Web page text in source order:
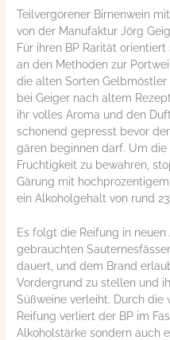
Teilvergorener Birnenwein
von der Manufaktur Jörg
Für ihren BP Rarität
an den Methoden zur
die alten Sorten
bei Geiger nach altem
ihr volles Aroma und den
schonend gepresst bevor
gären beginnen darf. Um
Fruchtigkeit zu bewahren,
Gärung mit
ein Alkoholgehalt von rund
Es folgt die Reifung in neuen
gebrauchten
dauert, und dem Brand
Vordergrund zu stellen und
Süßweine verleiht. Durch
Reifung verliert der BP im
Alkoholstärke sondern auch